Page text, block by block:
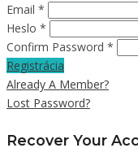
Email *
Heslo *
Confirm Password *
Registrácia
Already A Member?
Lost Password?
Recover Your